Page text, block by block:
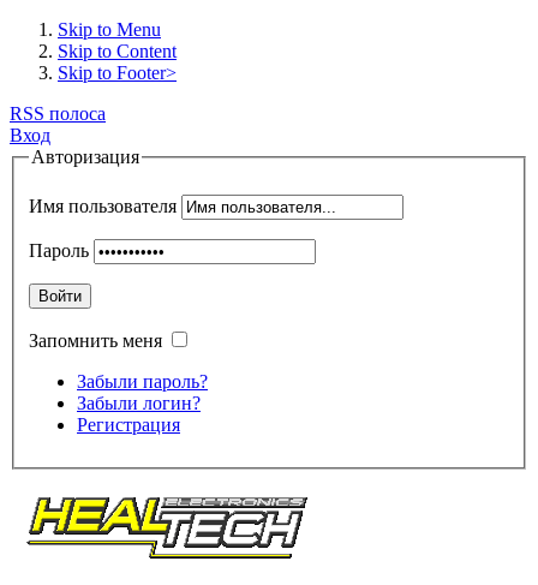
Skip to Menu
Skip to Content
Skip to Footer>
RSS полоса
Вход
Авторизация
Имя пользователя
Пароль
Войти
Запомнить меня
Забыли пароль?
Забыли логин?
Регистрация